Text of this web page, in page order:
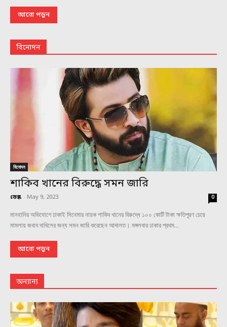
আরো পড়ুন
বিনোদন
বিনোদন
শাকিব খানের বিরুদ্ধে সমন জারি
ডেস্ক - May 9, 2023 0
মানহানির অভিযোগে ঢাকাই সিনেমার নায়ক শাকিব খানের বিরুদ্ধে ১০০ কোটি টাকা ক্ষতিপূরণ চেয়ে
মামলায় জবাব দাখিলের জন্য সমন জারি করেছেন আদালত। মঙ্গলবার ঢাকার প্রথম...
আরো পড়ুন
অন্যান্য